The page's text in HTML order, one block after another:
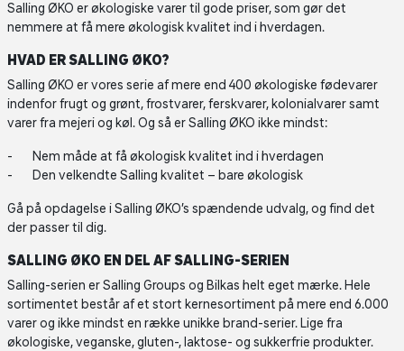
Salling ØKO er økologiske varer til gode priser, som gør det
nemmere at få mere økologisk kvalitet ind i hverdagen.
HVAD ER SALLING ØKO?
Salling ØKO er vores serie af mere end 400 økologiske fødevarer
indenfor frugt og grønt, frostvarer, ferskvarer, kolonialvarer samt
varer fra mejeri og køl. Og så er Salling ØKO ikke mindst:
Nem måde at få økologisk kvalitet ind i hverdagen
Den velkendte Salling kvalitet – bare økologisk
Gå på opdagelse i Salling ØKO’s spændende udvalg, og find det
der passer til dig.
SALLING ØKO EN DEL AF SALLING-SERIEN
Salling-serien er Salling Groups og Bilkas helt eget mærke. Hele
sortimentet består af et stort kernesortiment på mere end 6.000
varer og ikke mindst en række unikke brand-serier. Lige fra
økologiske, veganske, gluten-, laktose- og sukkerfrie produkter.